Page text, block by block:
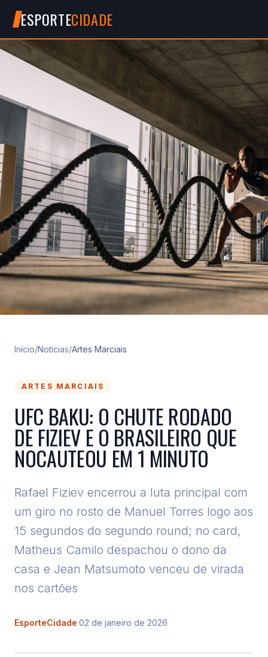
ESPORTECIDADE
Início/Notícias/Artes Marciais
ARTES MARCIAIS
UFC BAKU: O CHUTE RODADO
DE FIZIEV E O BRASILEIRO QUE
NOCAUTEOU EM 1 MINUTO
Rafael Fiziev encerrou a luta principal com
um giro no rosto de Manuel Torres logo aos
15 segundos do segundo round; no card,
Matheus Camilo despachou o dono da
casa e Jean Matsumoto venceu de virada
nos cartões
EsporteCidade·02 de janeiro de 2026